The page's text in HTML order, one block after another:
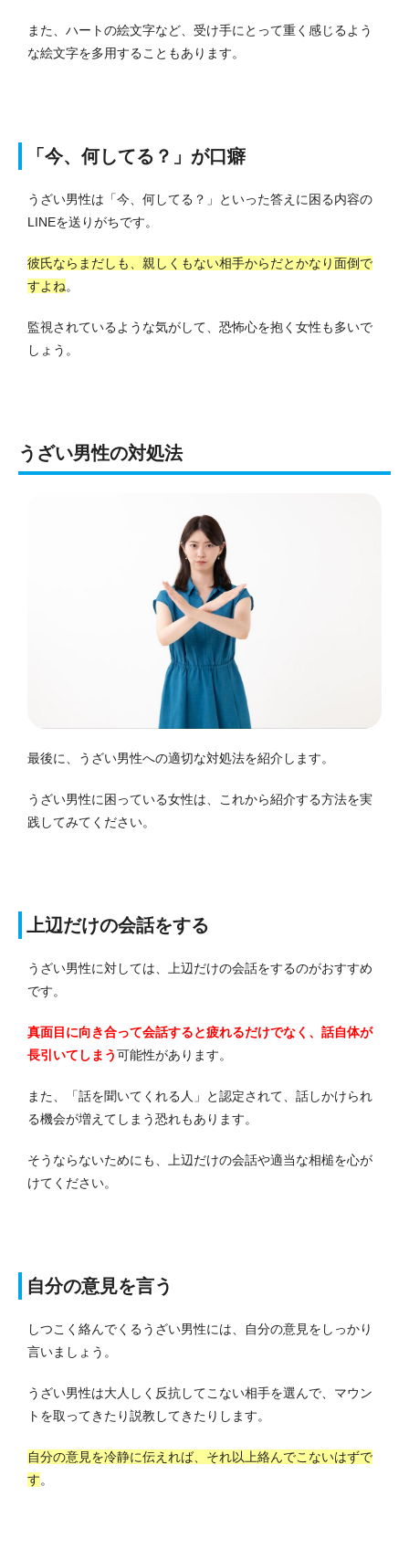
また、ハートの絵文字など、受け手にとって重く感じるよう
な絵文字を多用することもあります。
「今、何してる？」が口癖
うざい男性は「今、何してる？」といった答えに困る内容の
LINEを送りがちです。
彼氏ならまだしも、親しくもない相手からだとかなり面倒で
すよね。
監視されているような気がして、恐怖心を抱く女性も多いで
しょう。
うざい男性の対処法
最後に、うざい男性への適切な対処法を紹介します。
うざい男性に困っている女性は、これから紹介する方法を実
践してみてください。
上辺だけの会話をする
うざい男性に対しては、上辺だけの会話をするのがおすすめ
です。
真面目に向き合って会話すると疲れるだけでなく、話自体が
長引いてしまう可能性があります。
また、「話を聞いてくれる人」と認定されて、話しかけられ
る機会が増えてしまう恐れもあります。
そうならないためにも、上辺だけの会話や適当な相槌を心が
けてください。
自分の意見を言う
しつこく絡んでくるうざい男性には、自分の意見をしっかり
言いましょう。
うざい男性は大人しく反抗してこない相手を選んで、マウン
トを取ってきたり説教してきたりします。
自分の意見を冷静に伝えれば、それ以上絡んでこないはずで
す。